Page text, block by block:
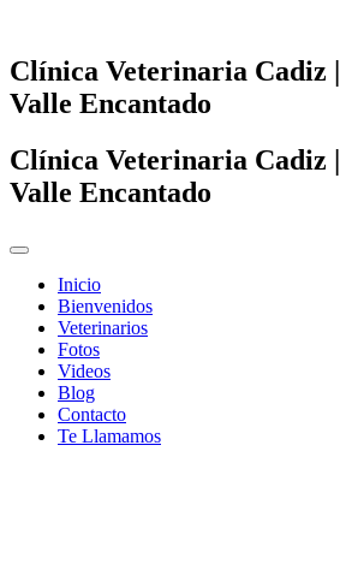
Clínica Veterinaria Cadiz
Valle Encantado
Clínica Veterinaria Cadiz
Valle Encantado
Inicio
Bienvenidos
Veterinarios
Fotos
Videos
Blog
Contacto
Te Llamamos